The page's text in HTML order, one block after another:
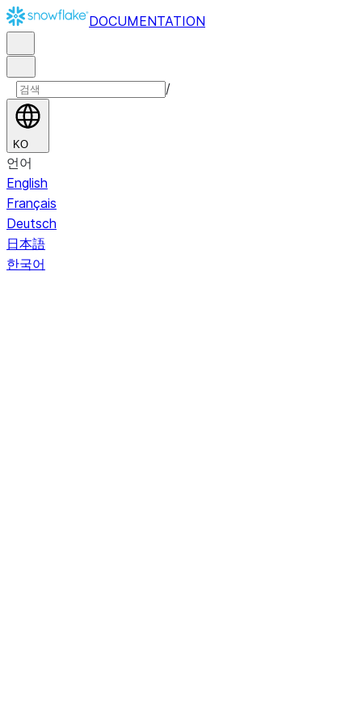
DOCUMENTATION
/
KO
언어
English
Français
Deutsch
日本語
한국어